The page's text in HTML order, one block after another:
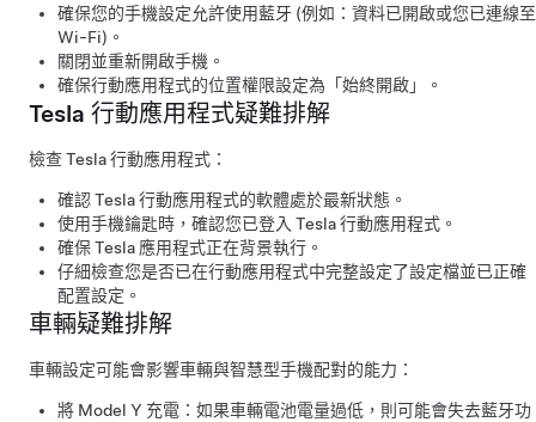
確保您的手機設定允許使用藍牙 (例如：資料已開啟或您已連線至
Wi-Fi)。
關閉並重新開啟手機。
確保行動應用程式的位置權限設定為「始終開啟」。
Tesla 行動應用程式疑難排解
檢查 Tesla 行動應用程式：
確認 Tesla 行動應用程式的軟體處於最新狀態。
使用手機鑰匙時，確認您已登入 Tesla 行動應用程式。
確保 Tesla 應用程式正在背景執行。
仔細檢查您是否已在行動應用程式中完整設定了設定檔並已正確
配置設定。
車輛疑難排解
車輛設定可能會影響車輛與智慧型手機配對的能力：
將 Model Y 充電：如果車輛電池電量過低，則可能會失去藍牙功